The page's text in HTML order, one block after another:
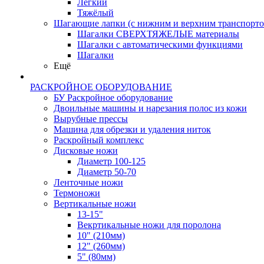
Лёгкий
Тяжёлый
Шагающие лапки (с нижним и верхним
Шагалки СВЕРХТЯЖЕЛЫЕ материалы
Шагалки с автоматическими функциями
Шагалки
Ещё
РАСКРОЙНОЕ ОБОРУДОВАНИЕ
БУ Раскройное оборудование
Двоильные машины и нарезания полос из кожи
Вырубные прессы
Машина для обрезки и удаления ниток
Раскройный комплекс
Дисковые ножи
Диаметр 100-125
Диаметр 50-70
Ленточные ножи
Термоножи
Вертикальные ножи
13-15"
Векртикальные ножи для поролона
10" (210мм)
12" (260мм)
5" (80мм)